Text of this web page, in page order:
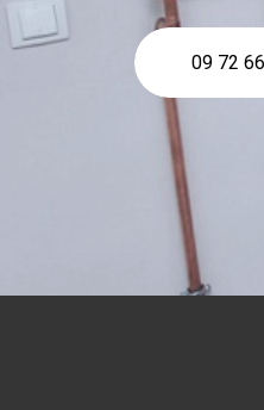
09 72